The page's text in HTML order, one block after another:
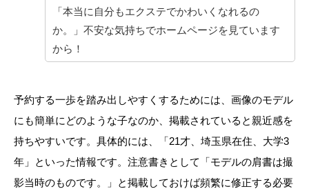
「本当に自分もエクステでかわいくなれるの
か。」不安な気持ちでホームページを見ています
から！
予約する一歩を踏み出しやすくするためには、画像のモデル
にも簡単にどのような子なのか、掲載されていると親近感を
持ちやすいです。具体的には、「21才、埼玉県在住、大学3
年」といった情報です。注意書きとして「モデルの肩書は撮
影当時のものです。」と掲載しておけば頻繁に修正する必要